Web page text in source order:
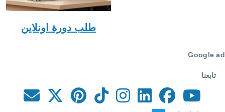
طلب دورة اونلاين
Google ad
تابعنا